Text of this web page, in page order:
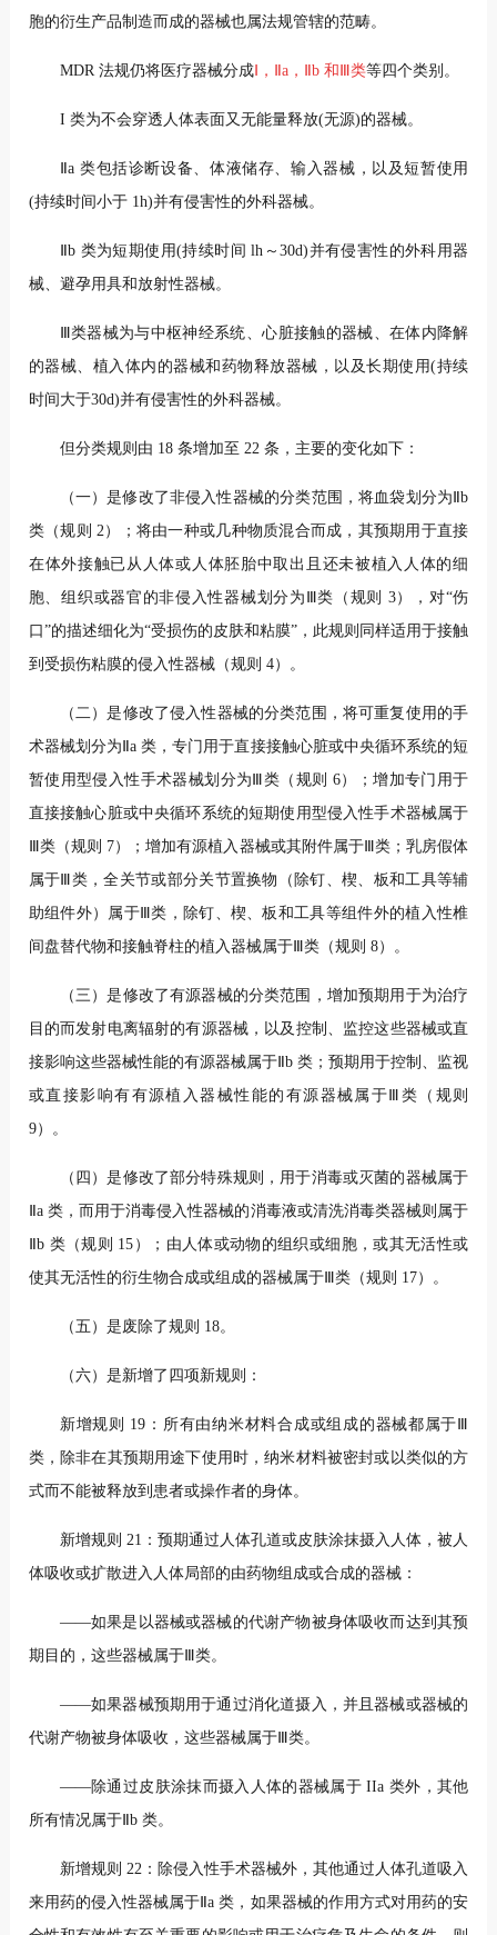
胞的衍生产品制造而成的器械也属法规管辖的范畴。
MDR 法规仍将医疗器械分成Ⅰ，Ⅱa，Ⅱb 和Ⅲ类等四个类别。
I 类为不会穿透人体表面又无能量释放(无源)的器械。
Ⅱa 类包括诊断设备、体液储存、输入器械，以及短暂使用
(持续时间小于 1h)并有侵害性的外科器械。
Ⅱb 类为短期使用(持续时间 lh～30d)并有侵害性的外科用器
械、避孕用具和放射性器械。
Ⅲ类器械为与中枢神经系统、心脏接触的器械、在体内降解
的器械、植入体内的器械和药物释放器械，以及长期使用(持续
时间大于30d)并有侵害性的外科器械。
但分类规则由 18 条增加至 22 条，主要的变化如下：
（一）是修改了非侵入性器械的分类范围，将血袋划分为Ⅱb
类（规则 2）；将由一种或几种物质混合而成，其预期用于直接
在体外接触已从人体或人体胚胎中取出且还未被植入人体的细
胞、组织或器官的非侵入性器械划分为Ⅲ类（规则 3），对“伤
口”的描述细化为“受损伤的皮肤和粘膜”，此规则同样适用于接触
到受损伤粘膜的侵入性器械（规则 4）。
（二）是修改了侵入性器械的分类范围，将可重复使用的手
术器械划分为Ⅱa 类，专门用于直接接触心脏或中央循环系统的短
暂使用型侵入性手术器械划分为Ⅲ类（规则 6）；增加专门用于
直接接触心脏或中央循环系统的短期使用型侵入性手术器械属于
Ⅲ类（规则 7）；增加有源植入器械或其附件属于Ⅲ类；乳房假体
属于Ⅲ类，全关节或部分关节置换物（除钉、楔、板和工具等辅
助组件外）属于Ⅲ类，除钉、楔、板和工具等组件外的植入性椎
间盘替代物和接触脊柱的植入器械属于Ⅲ类（规则 8）。
（三）是修改了有源器械的分类范围，增加预期用于为治疗
目的而发射电离辐射的有源器械，以及控制、监控这些器械或直
接影响这些器械性能的有源器械属于Ⅱb 类；预期用于控制、监视
或直接影响有有源植入器械性能的有源器械属于Ⅲ类（规则
9）。
（四）是修改了部分特殊规则，用于消毒或灭菌的器械属于
Ⅱa 类，而用于消毒侵入性器械的消毒液或清洗消毒类器械则属于
Ⅱb 类（规则 15）；由人体或动物的组织或细胞，或其无活性或
使其无活性的衍生物合成或组成的器械属于Ⅲ类（规则 17）。
（五）是废除了规则 18。
（六）是新增了四项新规则：
新增规则 19：所有由纳米材料合成或组成的器械都属于Ⅲ
类，除非在其预期用途下使用时，纳米材料被密封或以类似的方
式而不能被释放到患者或操作者的身体。
新增规则 21：预期通过人体孔道或皮肤涂抹摄入人体，被人
体吸收或扩散进入人体局部的由药物组成或合成的器械：
——如果是以器械或器械的代谢产物被身体吸收而达到其预
期目的，这些器械属于Ⅲ类。
——如果器械预期用于通过消化道摄入，并且器械或器械的
代谢产物被身体吸收，这些器械属于Ⅲ类。
——除通过皮肤涂抹而摄入人体的器械属于 IIa 类外，其他
所有情况属于Ⅱb 类。
新增规则 22：除侵入性手术器械外，其他通过人体孔道吸入
来用药的侵入性器械属于Ⅱa 类，如果器械的作用方式对用药的安